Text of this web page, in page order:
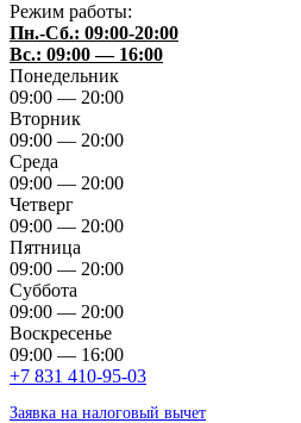
Режим работы:
Пн.-Сб.: 09:00-20:00
Вс.: 09:00 — 16:00
Понедельник
09:00 — 20:00
Вторник
09:00 — 20:00
Среда
09:00 — 20:00
Четверг
09:00 — 20:00
Пятница
09:00 — 20:00
Суббота
09:00 — 20:00
Воскресенье
09:00 — 16:00
+7 831 410-95-03
Заявка на налоговый вычет